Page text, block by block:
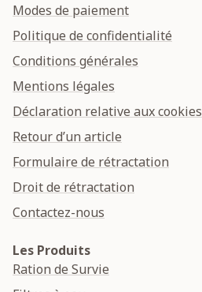
Modes de paiement
Politique de confidentialité
Conditions générales
Mentions légales
Déclaration relative aux cookies
Retour d’un article
Formulaire de rétractation
Droit de rétractation
Contactez-nous
Les Produits
Ration de Survie